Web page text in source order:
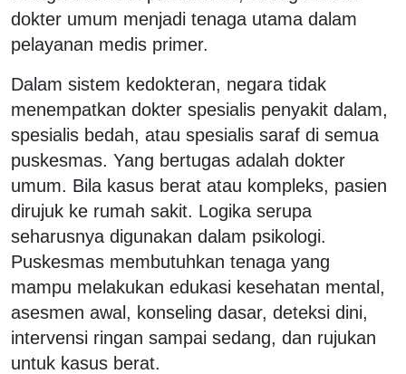
dokter umum menjadi tenaga utama dalam
pelayanan medis primer.
Dalam sistem kedokteran, negara tidak
menempatkan dokter spesialis penyakit dalam,
spesialis bedah, atau spesialis saraf di semua
puskesmas. Yang bertugas adalah dokter
umum. Bila kasus berat atau kompleks, pasien
dirujuk ke rumah sakit. Logika serupa
seharusnya digunakan dalam psikologi.
Puskesmas membutuhkan tenaga yang
mampu melakukan edukasi kesehatan mental,
asesmen awal, konseling dasar, deteksi dini,
intervensi ringan sampai sedang, dan rujukan
untuk kasus berat.